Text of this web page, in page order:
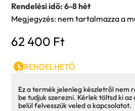
Rendelési idő: 6-8 hét
Megjegyzés: nem tartalmazza a
62 400 Ft
RENDELHETŐ
Ez a termék jelenleg készletről nem
be tudjuk szerezni. Kérlek töltsd ki
belül felvesszük veled a kapcsolatot.